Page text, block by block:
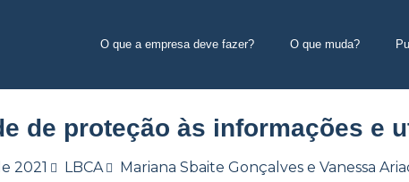
O que a empresa deve fazer? O que muda?
de proteção às informações e
2021 LBCA Mariana Sbaite Gonçalves e Vanessa